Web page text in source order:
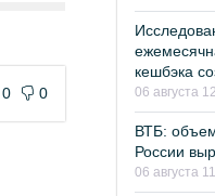
0 0
кешбэка
06 августа
ВТБ:
России
06 августа